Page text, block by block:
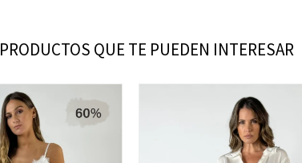
PRODUCTOS QUE TE PUEDEN INTERESAR